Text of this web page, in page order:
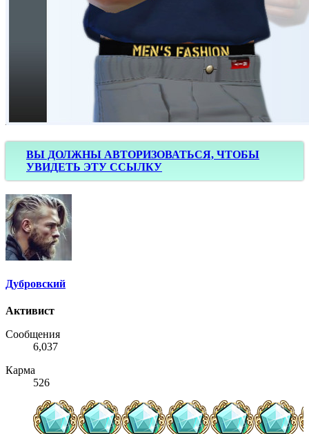
ВЫ ДОЛЖНЫ АВТОРИЗОВАТЬСЯ, ЧТОБЫ
УВИДЕТЬ ЭТУ ССЫЛКУ
Дубровский
Активист
Сообщения
6,037
Карма
526